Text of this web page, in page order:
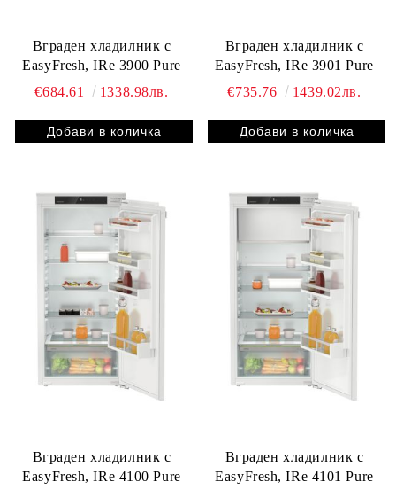
Вграден хладилник с
EasyFresh, IRe 3900 Pure
€684.61
1338.98лв.
Вграден хладилник с
EasyFresh, IRe 3901 Pure
€735.76
1439.02лв.
Вграден хладилник с
EasyFresh, IRe 4100 Pure
Вграден хладилник с
EasyFresh, IRe 4101 Pure